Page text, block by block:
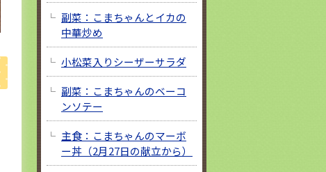
副菜：こまちゃんとイカの
中華炒め
小松菜入りシーザーサラダ
副菜：こまちゃんのベーコ
ンソテー
主食：こまちゃんのマーボ
ー丼（2月27日の献立から）